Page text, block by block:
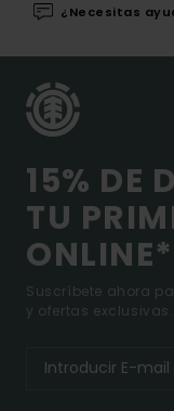
¿Necesitas
15% DE
TU
ONLINE*
Suscríbete ahora
y ofertas exclusivas.